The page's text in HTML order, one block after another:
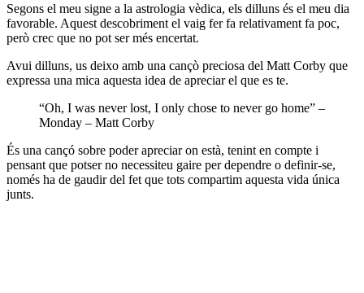
Segons el meu signe a la astrologia vèdica, els dilluns és el meu dia
favorable. Aquest descobriment el vaig fer fa relativament fa poc,
però crec que no pot ser més encertat.
Avui dilluns, us deixo amb una cançò preciosa del Matt Corby que
expressa una mica aquesta idea de apreciar el que es te.
“Oh, I was never lost, I only chose to never go home” –
Monday – Matt Corby
És una cançó sobre poder apreciar on està, tenint en compte i
pensant que potser no necessiteu gaire per dependre o definir-se,
només ha de gaudir del fet que tots compartim aquesta vida única
junts.